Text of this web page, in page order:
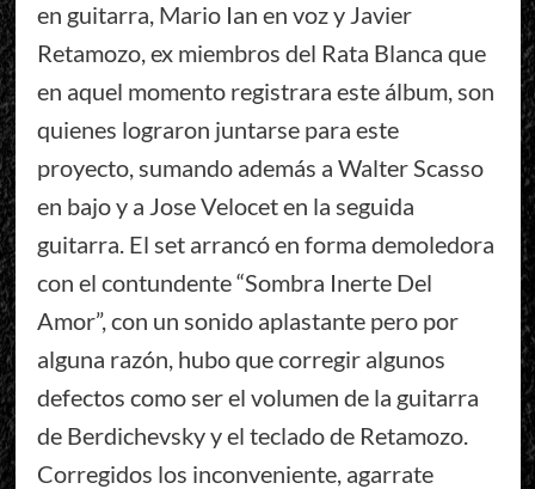
en guitarra, Mario Ian en voz y Javier
Retamozo, ex miembros del Rata Blanca que
en aquel momento registrara este álbum, son
quienes lograron juntarse para este
proyecto, sumando además a Walter Scasso
en bajo y a Jose Velocet en la seguida
guitarra. El set arrancó en forma demoledora
con el contundente “Sombra Inerte Del
Amor”, con un sonido aplastante pero por
alguna razón, hubo que corregir algunos
defectos como ser el volumen de la guitarra
de Berdichevsky y el teclado de Retamozo.
Corregidos los inconveniente, agarrate